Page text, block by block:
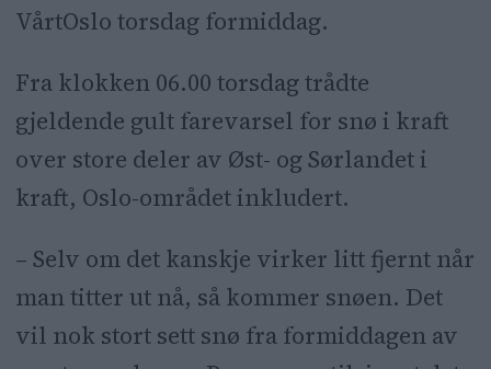
VårtOslo torsdag formiddag.
Fra klokken 06.00 torsdag trådte
gjeldende gult farevarsel for snø i kraft
over store deler av Øst- og Sørlandet i
kraft, Oslo-området inkludert.
– Selv om det kanskje virker litt fjernt når
man titter ut nå, så kommer snøen. Det
vil nok stort sett snø fra formiddagen av